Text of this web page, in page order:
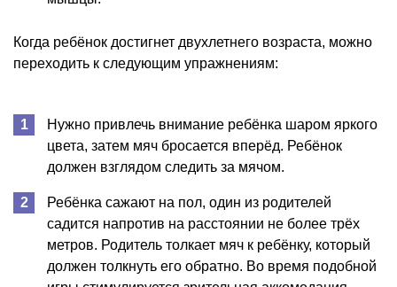
Когда ребёнок достигнет двухлетнего возраста, можно
переходить к следующим упражнениям:
Нужно привлечь внимание ребёнка шаром яркого
цвета, затем мяч бросается вперёд. Ребёнок
должен взглядом следить за мячом.
Ребёнка сажают на пол, один из родителей
садится напротив на расстоянии не более трёх
метров. Родитель толкает мяч к ребёнку, который
должен толкнуть его обратно. Во время подобной